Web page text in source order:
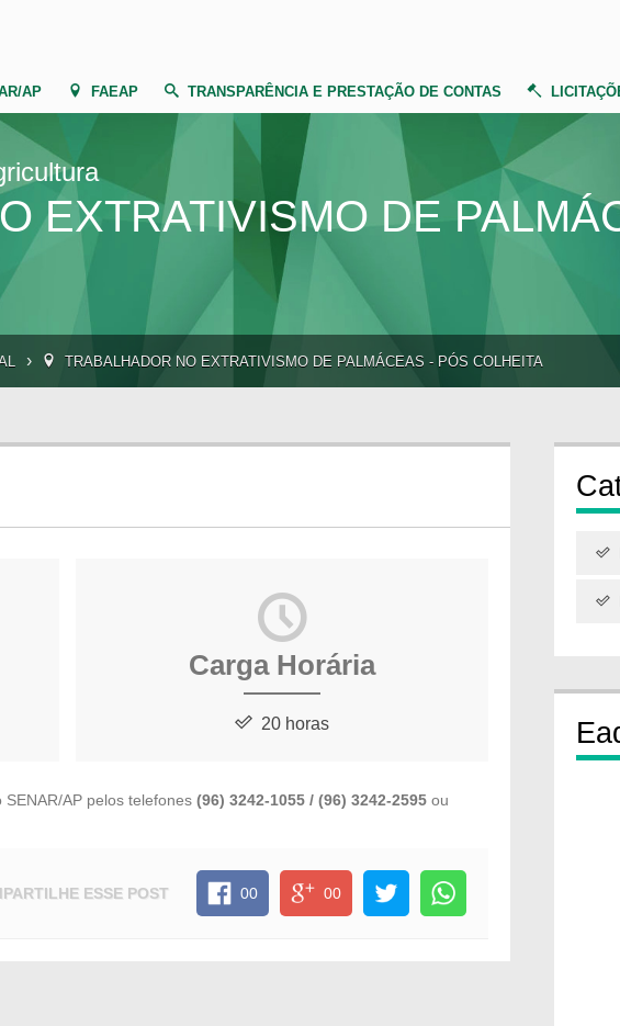
AP FAEAP TRANSPARÊNCIA E PRESTAÇÃO DE CONTAS
EXTRATIVISMO DE
› TRABALHADOR NO EXTRATIVISMO DE PALMÁCEAS - PÓS COLHEITA
Carga Horária
20 horas
SENAR/AP pelos telefones(96) 3242-1055 / (96) 3242-2595 ou
ESSE POST 00 00